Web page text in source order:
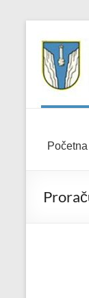
content
Službena
mrežna
Početna